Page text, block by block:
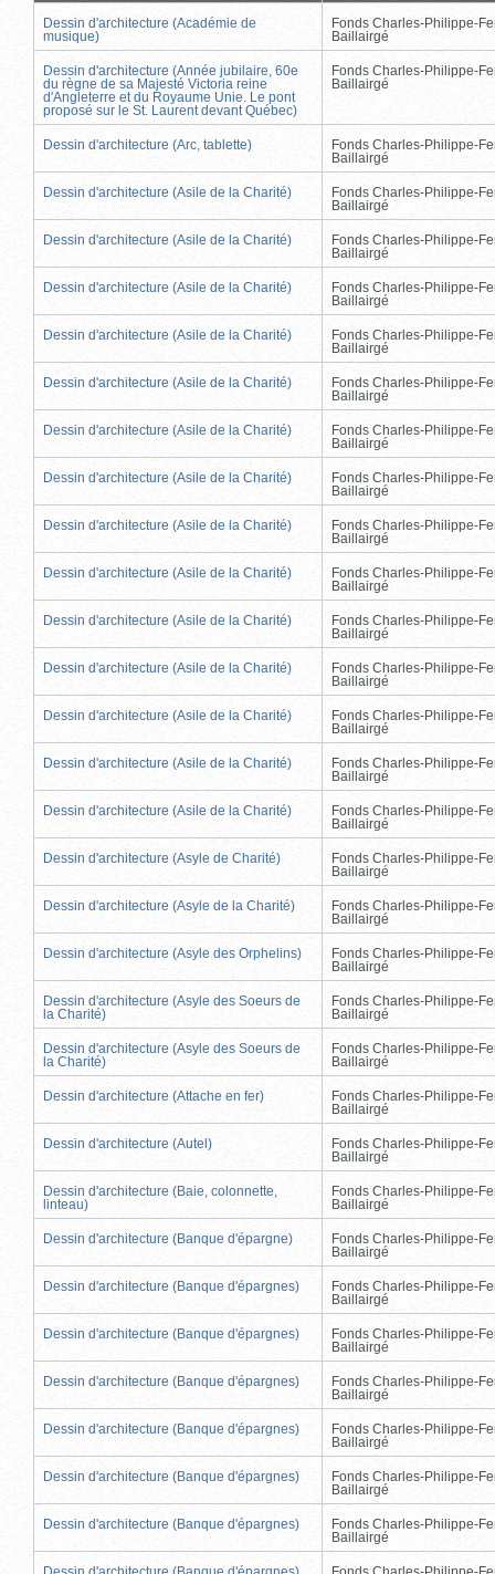
Dessin d'architecture (Académie de
musique)
Fonds Charles-Philippe-
Baillairgé
Dessin d'architecture (Année jubilaire, 60e
du règne de sa Majesté Victoria reine
d'Angleterre et du Royaume Unie. Le pont
proposé sur le St. Laurent devant Québec)
Fonds Charles-Philippe-
Baillairgé
Dessin d'architecture (Arc, tablette)
Fonds Charles-Philippe-
Baillairgé
Dessin d'architecture (Asile de la Charité)
Fonds Charles-Philippe-
Baillairgé
Dessin d'architecture (Asile de la Charité)
Fonds Charles-Philippe-
Baillairgé
Dessin d'architecture (Asile de la Charité)
Fonds Charles-Philippe-
Baillairgé
Dessin d'architecture (Asile de la Charité)
Fonds Charles-Philippe-
Baillairgé
Dessin d'architecture (Asile de la Charité)
Fonds Charles-Philippe-
Baillairgé
Dessin d'architecture (Asile de la Charité)
Fonds Charles-Philippe-
Baillairgé
Dessin d'architecture (Asile de la Charité)
Fonds Charles-Philippe-
Baillairgé
Dessin d'architecture (Asile de la Charité)
Fonds Charles-Philippe-
Baillairgé
Dessin d'architecture (Asile de la Charité)
Fonds Charles-Philippe-
Baillairgé
Dessin d'architecture (Asile de la Charité)
Fonds Charles-Philippe-
Baillairgé
Dessin d'architecture (Asile de la Charité)
Fonds Charles-Philippe-
Baillairgé
Dessin d'architecture (Asile de la Charité)
Fonds Charles-Philippe-
Baillairgé
Dessin d'architecture (Asile de la Charité)
Fonds Charles-Philippe-
Baillairgé
Dessin d'architecture (Asile de la Charité)
Fonds Charles-Philippe-
Baillairgé
Dessin d'architecture (Asyle de Charité)
Fonds Charles-Philippe-
Baillairgé
Dessin d'architecture (Asyle de la Charité)
Fonds Charles-Philippe-
Baillairgé
Dessin d'architecture (Asyle des Orphelins)
Fonds Charles-Philippe-
Baillairgé
Dessin d'architecture (Asyle des Soeurs de
la Charité)
Fonds Charles-Philippe-
Baillairgé
Dessin d'architecture (Asyle des Soeurs de
la Charité)
Fonds Charles-Philippe-
Baillairgé
Dessin d'architecture (Attache en fer)
Fonds Charles-Philippe-
Baillairgé
Dessin d'architecture (Autel)
Fonds Charles-Philippe-
Baillairgé
Dessin d'architecture (Baie, colonnette,
linteau)
Fonds Charles-Philippe-
Baillairgé
Dessin d'architecture (Banque d'épargne)
Fonds Charles-Philippe-
Baillairgé
Dessin d'architecture (Banque d'épargnes)
Fonds Charles-Philippe-
Baillairgé
Dessin d'architecture (Banque d'épargnes)
Fonds Charles-Philippe-
Baillairgé
Dessin d'architecture (Banque d'épargnes)
Fonds Charles-Philippe-
Baillairgé
Dessin d'architecture (Banque d'épargnes)
Fonds Charles-Philippe-
Baillairgé
Dessin d'architecture (Banque d'épargnes)
Fonds Charles-Philippe-
Baillairgé
Dessin d'architecture (Banque d'épargnes)
Fonds Charles-Philippe-
Baillairgé